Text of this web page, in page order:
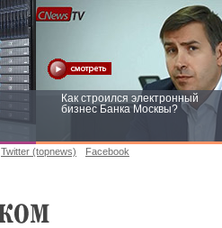
Как строился электронный
бизнес Банка Москвы?
Twitter (topnews) Facebook